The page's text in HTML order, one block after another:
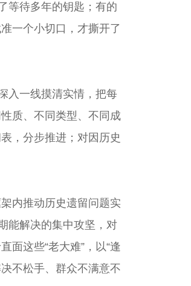
等待多年的钥匙；有的
一个小切口，才撕开了
入一线摸清实情，把每
质、不同类型、不同成
，分步推进；对因历史
内推动历史遗留问题实
能解决的集中攻坚，对
面这些“老大难”，以“逢
不松手、群众不满意不